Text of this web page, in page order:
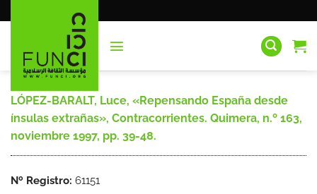
al
LÓPEZ-BARALT, Luce, «Repensando España desde
ínsulas extrañas», Contracorrientes. Quimera, n.º 163,
noviembre 1997, pp. 39-48.
Nº Registro: 61151